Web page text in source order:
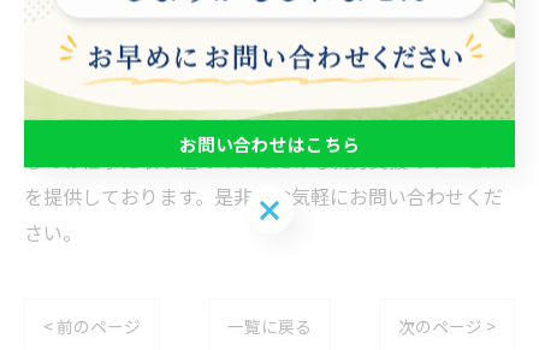
て業務をこなすことが可能となっています。また、専門
のカウンセラーや就労支援の専門家が常駐し、就労に関
するお悩みや不安などをサポート致します。名古屋で
も、在宅リモートワークを行いたい方々に対して、安心
してお仕事に取り組んでいただける就労支援のサービス
を提供しております。是非、お気軽にお問い合わせくだ
さい。
< 前のページ 一覧に戻る 次のページ >
お問い合わせはこちら
お問い合わせはこちら